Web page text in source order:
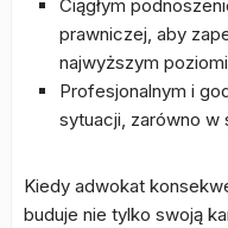
Ciągłym
prawniczej, aby
najwyższym
Profesjonalnym i
sytuacji, zarówno w
Kiedy adwokat
buduje nie tylko swoją